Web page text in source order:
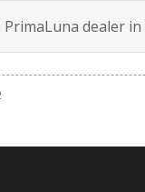
dealer in